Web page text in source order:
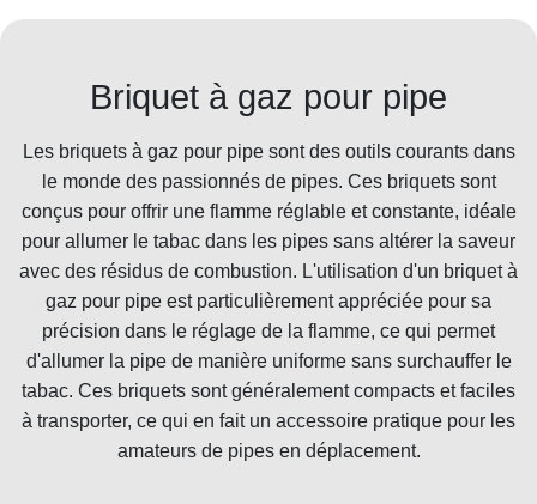
Briquet à gaz pour pipe
Les briquets à gaz pour pipe sont des outils courants dans
le monde des passionnés de pipes. Ces briquets sont
conçus pour offrir une flamme réglable et constante, idéale
pour allumer le tabac dans les pipes sans altérer la saveur
avec des résidus de combustion. L'utilisation d'un briquet à
gaz pour pipe est particulièrement appréciée pour sa
précision dans le réglage de la flamme, ce qui permet
d'allumer la pipe de manière uniforme sans surchauffer le
tabac. Ces briquets sont généralement compacts et faciles
à transporter, ce qui en fait un accessoire pratique pour les
amateurs de pipes en déplacement.